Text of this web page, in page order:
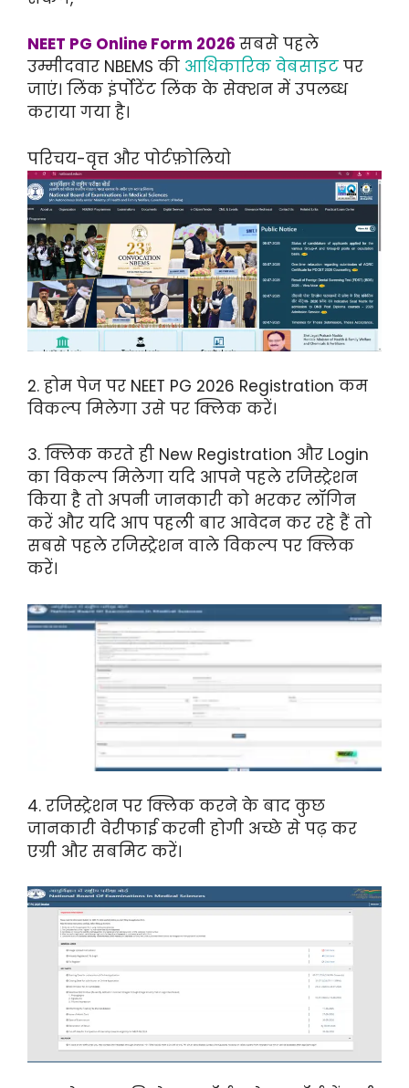
NEET PG Online Form 2026 सबसे पहले
उम्मीदवार NBEMS की आधिकारिक वेबसाइट पर
जाएं। लिंक इंर्पोटेंट लिंक के सेक्शन में उपलब्ध
कराया गया है।
परिचय-वृत्त और पोर्टफ़ोलियो
2. होम पेज पर NEET PG 2026 Registration कम
विकल्प मिलेगा उसे पर क्लिक करें।
3. क्लिक करते ही New Registration और Login
का विकल्प मिलेगा यदि आपने पहले रजिस्ट्रेशन
किया है तो अपनी जानकारी को भरकर लॉगिन
करें और यदि आप पहली बार आवेदन कर रहे हैं तो
सबसे पहले रजिस्ट्रेशन वाले विकल्प पर क्लिक
करें।
4. रजिस्ट्रेशन पर क्लिक करने के बाद कुछ
जानकारी वेरीफाई करनी होगी अच्छे से पढ़ कर
एग्री और सबमिट करें।